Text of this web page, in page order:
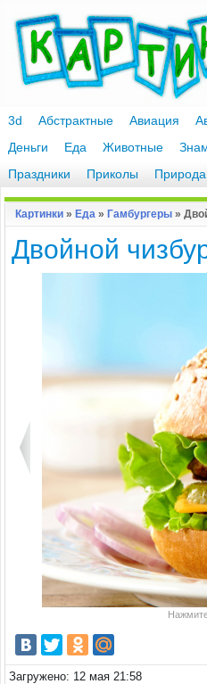
3d Абстрактные Авиация
Деньги
Еда Животные
Праздники
Приколы Природа
Картинки » Еда » Гамбургеры »
Двойной
Загружено: 12 мая 21:58